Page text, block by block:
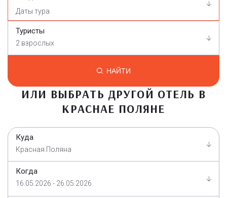
Туристы
2 взрослых
НАЙТИ
ИЛИ ВЫБРАТЬ ДРУГОЙ ОТЕЛЬ В
КРАСНАЕ ПОЛЯНЕ
Куда
Красная Поляна
Когда
16.05.2026 - 26.05.2026